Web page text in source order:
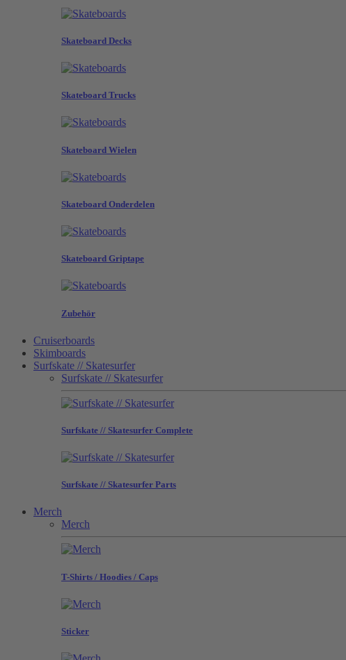
Skateboard Decks
Skateboard Trucks
Skateboard Wielen
Skateboard Onderdelen
Skateboard Griptape
Zubehör
Cruiserboards
Skimboards
Surfskate // Skatesurfer
Surfskate // Skatesurfer
Surfskate // Skatesurfer Complete
Surfskate // Skatesurfer Parts
Merch
Merch
T-Shirts / Hoodies / Caps
Sticker